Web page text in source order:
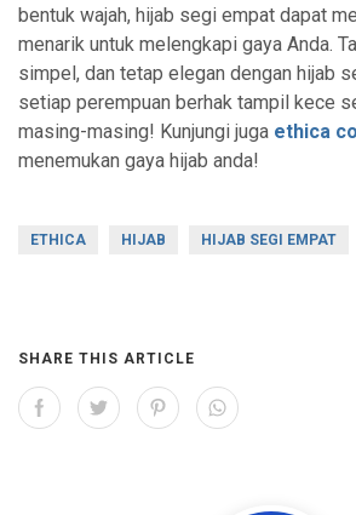
bentuk wajah, hijab segi empat dapat
menarik untuk melengkapi gaya Anda.
simpel, dan tetap elegan dengan hijab
setiap perempuan berhak tampil kece
masing-masing! Kunjungi juga ethica
menemukan gaya hijab anda!
ETHICA HIJAB HIJAB SEGI EMPAT
SHARE THIS ARTICLE